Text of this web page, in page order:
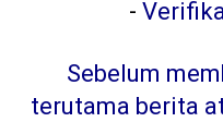
-
Sebelum
terutama berita